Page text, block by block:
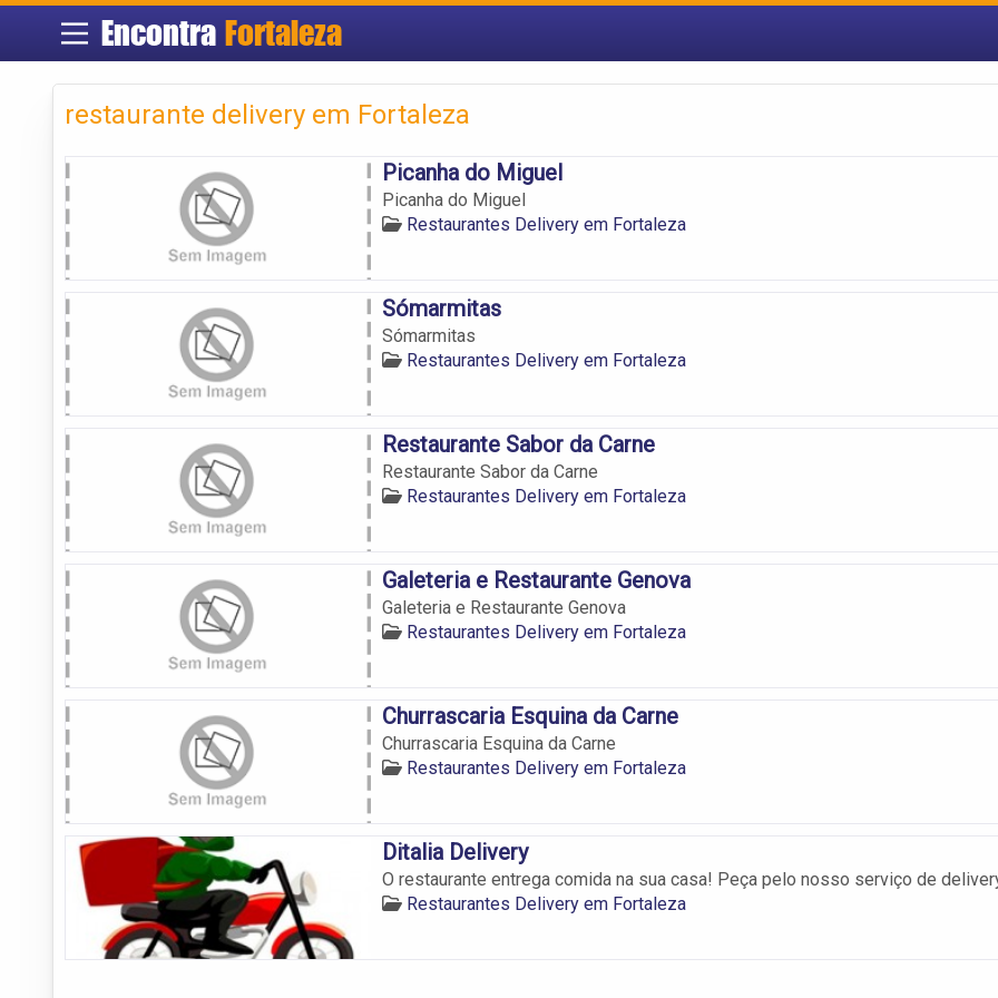
Encontra Fortaleza
restaurante delivery em Fortaleza
Picanha do Miguel
Picanha do Miguel
Restaurantes Delivery em Fortaleza
Sómarmitas
Sómarmitas
Restaurantes Delivery em Fortaleza
Restaurante Sabor da Carne
Restaurante Sabor da Carne
Restaurantes Delivery em Fortaleza
Galeteria e Restaurante Genova
Galeteria e Restaurante Genova
Restaurantes Delivery em Fortaleza
Churrascaria Esquina da Carne
Churrascaria Esquina da Carne
Restaurantes Delivery em Fortaleza
Ditalia Delivery
O restaurante entrega comida na sua casa! Peça pelo nosso serviço de
Restaurantes Delivery em Fortaleza